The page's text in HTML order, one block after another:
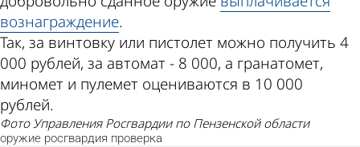
вознаграждение.
Так, за винтовку или пистолет можно получить 4
000 рублей, за автомат - 8 000, а гранатомет,
миномет и пулемет оцениваются в 10 000
рублей.
фото Управления Росгвардии по Пензенской области
оружие росгвардия проверка